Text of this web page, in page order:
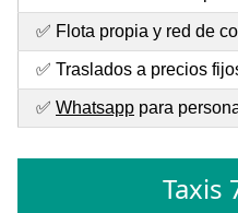
✅ Flota propia y red de
✅ Traslados a precios
✅ Whatsapp para
Taxis